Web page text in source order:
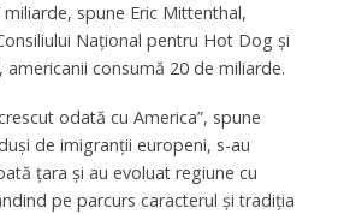
spune Eric Mittenthal,
Național pentru Hot Dog și
americanii consumă 20 de miliarde.
odată cu America”, spune
de imigranții europeni, s-au
țara și au evoluat regiune cu
pe parcurs caracterul și tradiția